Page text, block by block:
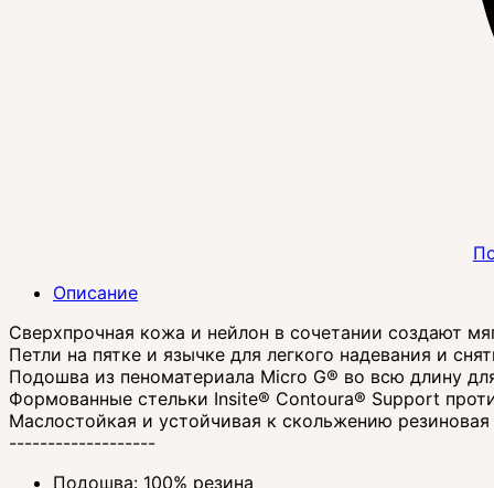
Описание
Сверхпрочная кожа и нейлон в сочетании создают
Петли на пятке и язычке для легкого надевания и
Подошва из пеноматериала Micro G® во всю длину
Формованные стельки Insite® Contoura® Support
Маслостойкая и устойчивая к скольжению
-------------------
Подошва: 100% резина